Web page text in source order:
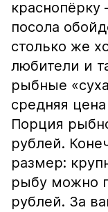
краснопёрку
посола
столько же
любители и
рыбные
средняя
Порция
рублей.
размер:
рыбу можно
рублей. За